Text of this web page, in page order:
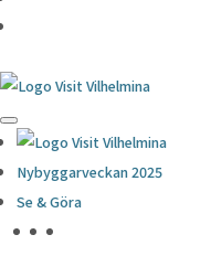
Nybyggarveckan 2025
Se & Göra